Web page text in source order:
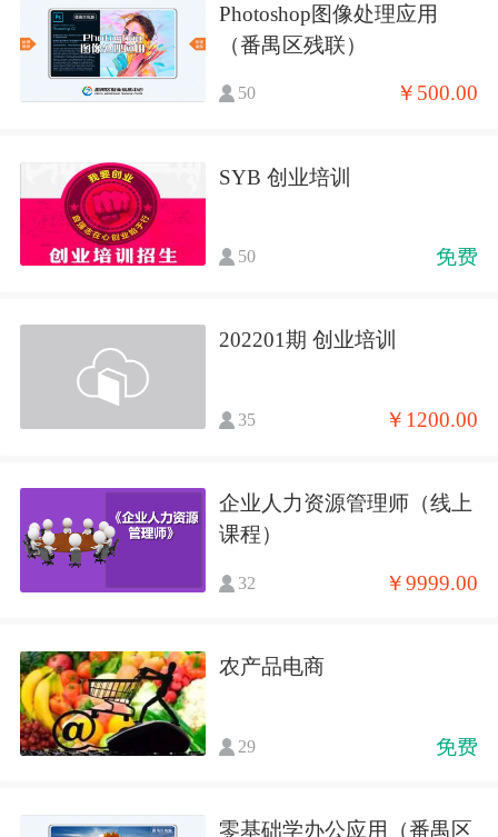
Photoshop图像处理应用
（番禺区残联）
50 ￥500.00
SYB 创业培训
50 免费
202201期 创业培训
35 ￥1200.00
企业人力资源管理师（线上
课程）
32 ￥9999.00
农产品电商
29 免费
零基础学办公应用（番禺区